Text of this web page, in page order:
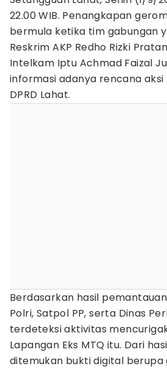
22.00 WIB. Penangkapan
bermula ketika tim gabungan
Reskrim AKP Redho Rizki
Intelkam Iptu Achmad Faizal
informasi adanya rencana
DPRD Lahat.
Berdasarkan hasil
Polri, Satpol PP, serta Dinas
terdeteksi aktivitas
Lapangan Eks MTQ itu. Dari
ditemukan bukti digital berupa